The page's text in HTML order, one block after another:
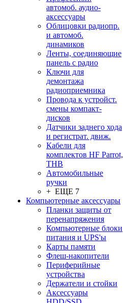
автомоб. аудио-
аксессуары
Облицовки радиопр.
и автомоб.
динамиков
Ленты, соединяющие
панель с радио
Ключи для
демонтажа
радиоприемника
Провода к устройст.
смены компакт-
дисков
Датчики заднего хода
и регистрат. движ.
Кабели для
комплектов HF Parrot,
THB
Автомобильные
ручки
+ ЕЩЕ 7
Компьютерные аксессуары
Планки защиты от
перенапряжения
Компьютерные блоки
питания и UPS'ы
Карты памяти
Флеш-накопители
Периферийные
устройства
Держатели и стойки
Аксессуары